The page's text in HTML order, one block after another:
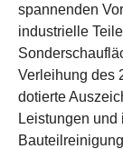
spannenden
industrielle
Verleihung des
dotierte
Leistungen